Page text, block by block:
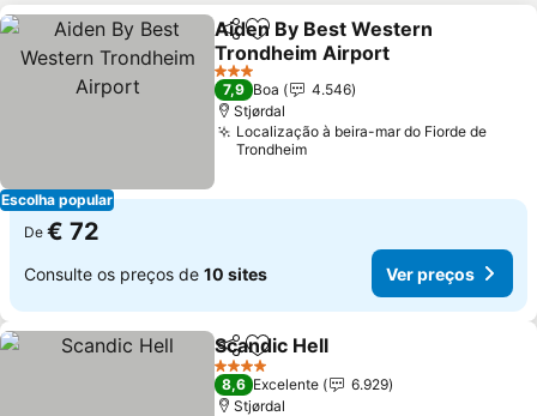
Escolha popular
PartilharAdicionar aos favoritos
Aiden By Best Western
Trondheim Airport
3 Estrelas
7,9 Boa
4.546
Stjørdal
Localização à beira-mar do Fiorde de
Trondheim
De € 72
Consulte os preços de 10 sites Ver preços
PartilharAdicionar aos favoritos
Scandic Hell
4 Estrelas
8,6 Excelente
6.929
Stjørdal